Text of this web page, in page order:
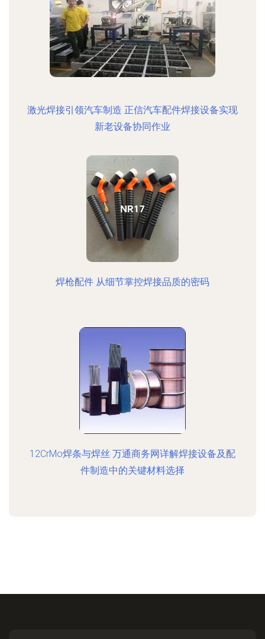
激光焊接引领汽车制造 正信汽车配件焊接设备实现
新老设备协同作业
焊枪配件 从细节掌控焊接品质的密码
12CrMo焊条与焊丝 万通商务网详解焊接设备及配
件制造中的关键材料选择